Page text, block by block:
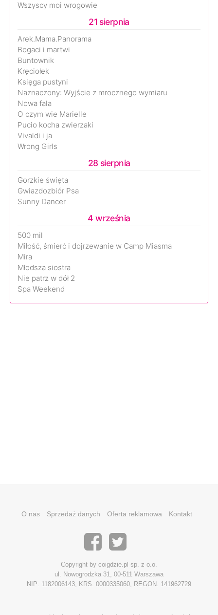
Wszyscy moi wrogowie
21 sierpnia
Arek.Mama.Panorama
Bogaci i martwi
Buntownik
Kręciołek
Księga pustyni
Naznaczony: Wyjście z mrocznego wymiaru
Nowa fala
O czym wie Marielle
Pucio kocha zwierzaki
Vivaldi i ja
Wrong Girls
28 sierpnia
Gorzkie święta
Gwiazdozbiór Psa
Sunny Dancer
4 września
500 mil
Miłość, śmierć i dojrzewanie w Camp Miasma
Mira
Młodsza siostra
Nie patrz w dół 2
Spa Weekend
O nas Sprzedaż danych Oferta reklamowa Kontakt
Copyright by coigdzie.pl sp. z o.o.
ul. Nowogrodzka 31, 00-511 Warszawa
NIP: 1182006143, KRS: 0000335060, REGON: 141962729